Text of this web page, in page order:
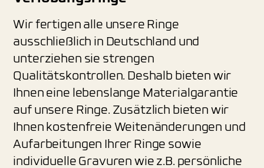
Wir fertigen alle unsere Ringe
ausschließlich in Deutschland und
unterziehen sie strengen
Qualitätskontrollen. Deshalb bieten wir
Ihnen eine lebenslange Materialgarantie
auf unsere Ringe. Zusätzlich bieten wir
Ihnen kostenfreie Weitenänderungen und
Aufarbeitungen Ihrer Ringe sowie
individuelle Gravuren wie z.B. persönliche